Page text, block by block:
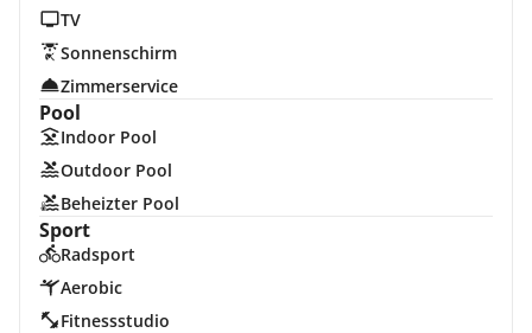
TV
Sonnenschirm
Zimmerservice
Pool
Indoor Pool
Outdoor Pool
Beheizter Pool
Sport
Radsport
Aerobic
Fitnessstudio